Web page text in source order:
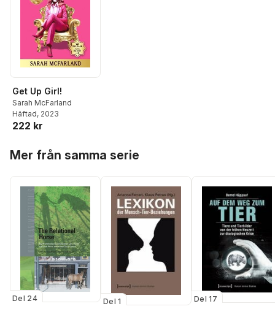
Get Up Girl!
Sarah McFarland
Häftad, 2023
222 kr
Mer från samma serie
Del 24 Del 1 Del 17